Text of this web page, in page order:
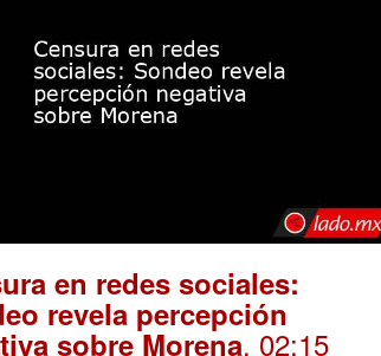
en redes sociales:
revela percepción
sobre Morena. 02:15